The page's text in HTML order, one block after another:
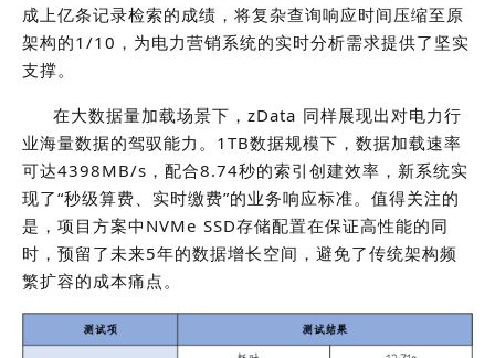
成上亿条记录检索的成绩，将复杂查询响应时间压缩至原
架构的1/10，为电力营销系统的实时分析需求提供了坚实
支撑。
在大数据量加载场景下，zData 同样展现出对电力行
业海量数据的驾驭能力。1TB数据规模下，数据加载速率
可达4398MB/s，配合8.74秒的索引创建效率，新系统实
现了“秒级算费、实时缴费”的业务响应标准。值得关注的
是，项目方案中NVMe SSD存储配置在保证高性能的同
时，预留了未来5年的数据增长空间，避免了传统架构频
繁扩容的成本痛点。